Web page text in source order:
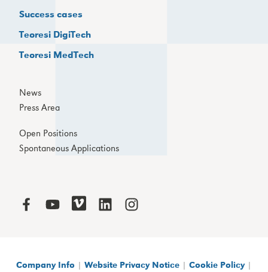
Success cases
Teoresi DigiTech
Teoresi MedTech
News
Press Area
Open Positions
Spontaneous Applications
Company Info | Website Privacy Notice | Cookie Policy|